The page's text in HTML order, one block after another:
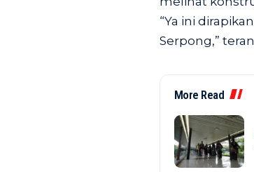
“Ya ini
Serpong,”
More Read